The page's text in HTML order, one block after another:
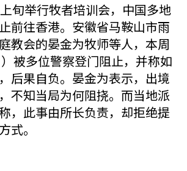
旬举行牧者培训会，中国多地
前往香港。安徽省马鞍山市雨
教会的晏金为牧师等人，本周
被多位警察登门阻止，并称如
后果自负。晏金为表示，出境
不知当局为何阻挠。而当地派
，此事由所长负责，却拒绝提
式。